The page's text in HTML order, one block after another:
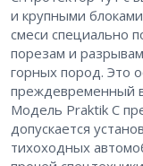
и крупными
смеси специально
порезам и
горных пород. Это
преждевременный
Модель Praktik С
допускается
тихоходных